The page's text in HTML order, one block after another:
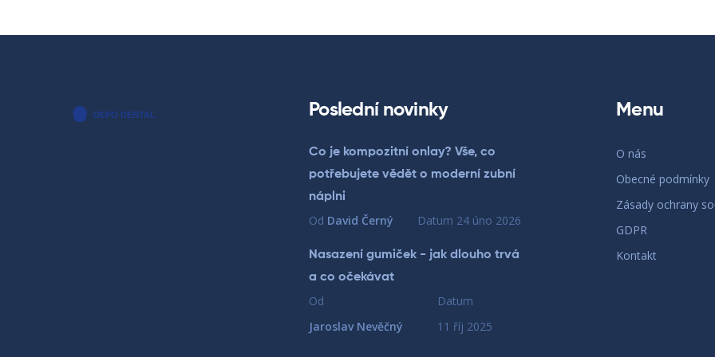
Poslední novinky
Co je kompozitní onlay? Vše, co
potřebujete vědět o moderní zubní
náplni
Od David Černý Datum 24 úno 2026
Nasazení gumiček - jak dlouho trvá
a co očekávat
Od
Jaroslav Nevěčný
Datum
11 říj 2025
Menu
O nás
Obecné podmínky
Zásady ochrany
GDPR
Kontakt